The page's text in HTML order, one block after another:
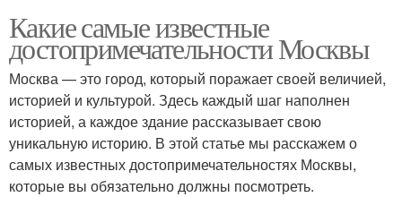
Какие самые известные
достопримечательности Москвы
Москва — это город, который поражает своей величией,
историей и культурой. Здесь каждый шаг наполнен
историей, а каждое здание рассказывает свою
уникальную историю. В этой статье мы расскажем о
самых известных достопримечательностях Москвы,
которые вы обязательно должны посмотреть.